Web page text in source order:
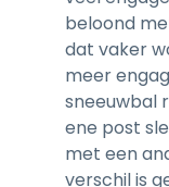
beloond
dat vaker
meer
sneeuwbal
ene post
met een
verschil is